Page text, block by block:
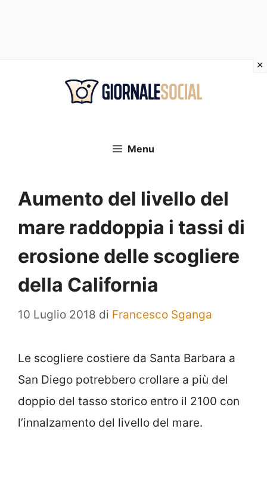
Menu
Aumento del livello del
mare raddoppia i tassi di
erosione delle scogliere
della California
10 Luglio 2018 di Francesco Sganga
Le scogliere costiere da Santa Barbara a
San Diego potrebbero crollare a più del
doppio del tasso storico entro il 2100 con
l’innalzamento del livello del mare.